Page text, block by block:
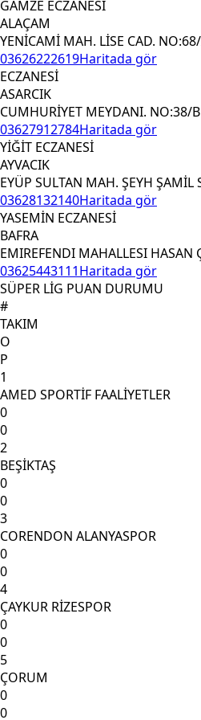
GAMZE ECZANESİ
ALAÇAM
YENİCAMİ MAH. LİSE CAD.
03626222619Haritada gör
ECZANESİ
ASARCIK
CUMHURİYET MEYDANI. NO:38/B
03627912784Haritada gör
YİĞİT ECZANESİ
AYVACIK
EYÜP SULTAN MAH. ŞEYH ŞAMİL
03628132140Haritada gör
YASEMİN ECZANESİ
BAFRA
EMIREFENDI MAHALLESI
03625443111Haritada gör
SÜPER LİG PUAN DURUMU
#
TAKIM
O
P
1
AMED SPORTİF FAALİYETLER
0
0
2
BEŞİKTAŞ
0
0
3
CORENDON ALANYASPOR
0
0
4
ÇAYKUR RİZESPOR
0
0
5
ÇORUM
0
0